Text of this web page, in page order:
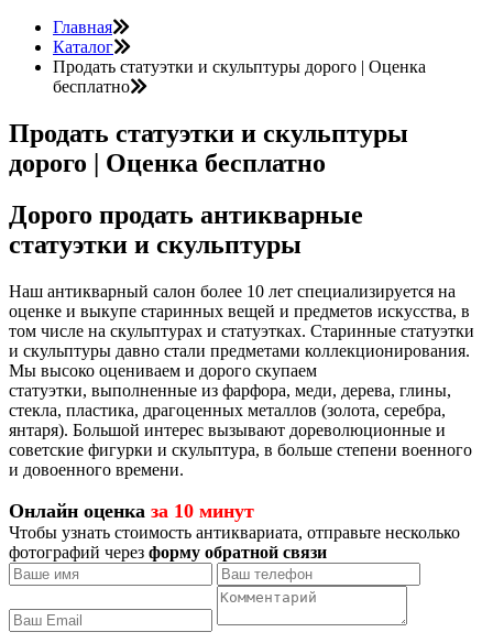
Главная
Каталог
Продать статуэтки и скульптуры дорого | Оценка
бесплатно
Продать статуэтки и скульптуры
дорого | Оценка бесплатно
Дорого продать антикварные
статуэтки и скульптуры
Наш антикварный салон более 10 лет специализируется на
оценке и выкупе старинных вещей и предметов искусства, в
том числе на скульптурах и статуэтках. Старинные статуэтки
и скульптуры давно стали предметами коллекционирования.
Мы высоко оцениваем и дорого скупаем
статуэтки, выполненные из фарфора, меди, дерева, глины,
стекла, пластика, драгоценных металлов (золота, серебра,
янтаря). Большой интерес вызывают дореволюционные и
советские фигурки и скульптура, в больше степени военного
и довоенного времени.
Онлайн оценка за 10 минут
Чтобы узнать стоимость антиквариата, отправьте несколько
фотографий через форму обратной связи